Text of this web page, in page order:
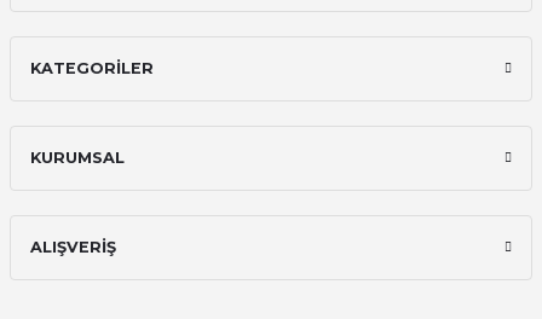
KATEGORİLER
KURUMSAL
ALIŞVERİŞ